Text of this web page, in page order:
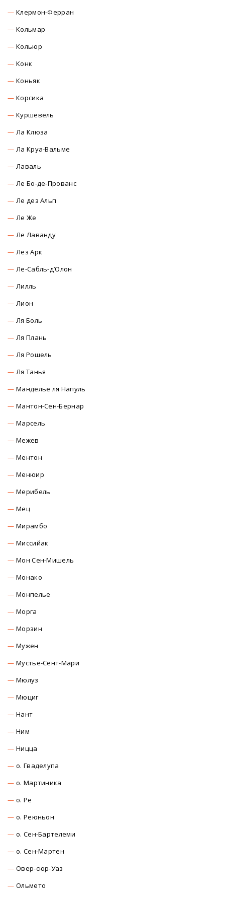
Клермон-Ферран
Кольмар
Кольюр
Конк
Коньяк
Корсика
Куршевель
Ла Клюза
Ла Круа-Вальме
Лаваль
Ле Бо-де-Прованс
Ле дез Альп
Ле Же
Ле Лаванду
Лез Арк
Ле-Сабль-д’Олон
Лилль
Лион
Ля Боль
Ля Плань
Ля Рошель
Ля Танья
Манделье ля Напуль
Мантон-Сен-Бернар
Марсель
Межев
Ментон
Менюир
Мерибель
Мец
Мирамбо
Миссийак
Мон Сен-Мишель
Монако
Монпелье
Морга
Морзин
Мужен
Мустье-Сент-Мари
Мюлуз
Мюциг
Нант
Ним
Ницца
о. Гваделупа
о. Мартиника
о. Ре
о. Реюньон
о. Сен-Бартелеми
о. Сен-Мартен
Овер-сюр-Уаз
Ольмето